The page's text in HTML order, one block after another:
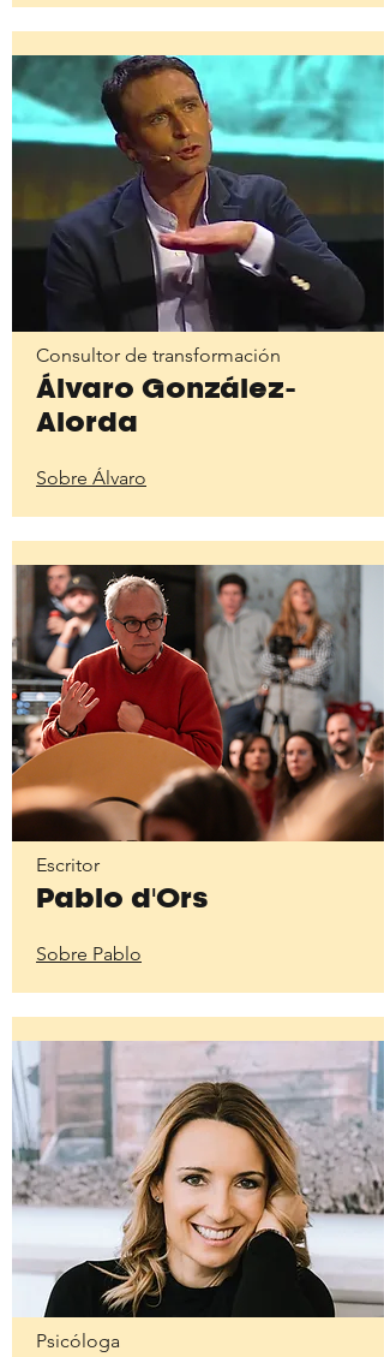
Consultor de transformación
Álvaro González-
Alorda
Sobre Álvaro
Escritor
Pablo d'Ors
Sobre Pablo
Psicóloga